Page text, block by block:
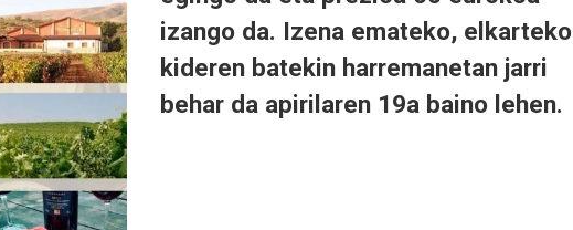
izango da. Izena emateko, elkarteko
kideren batekin harremanetan jarri
behar da apirilaren 19a baino lehen.